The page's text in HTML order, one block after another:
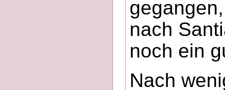
nach
noch ein
Nach